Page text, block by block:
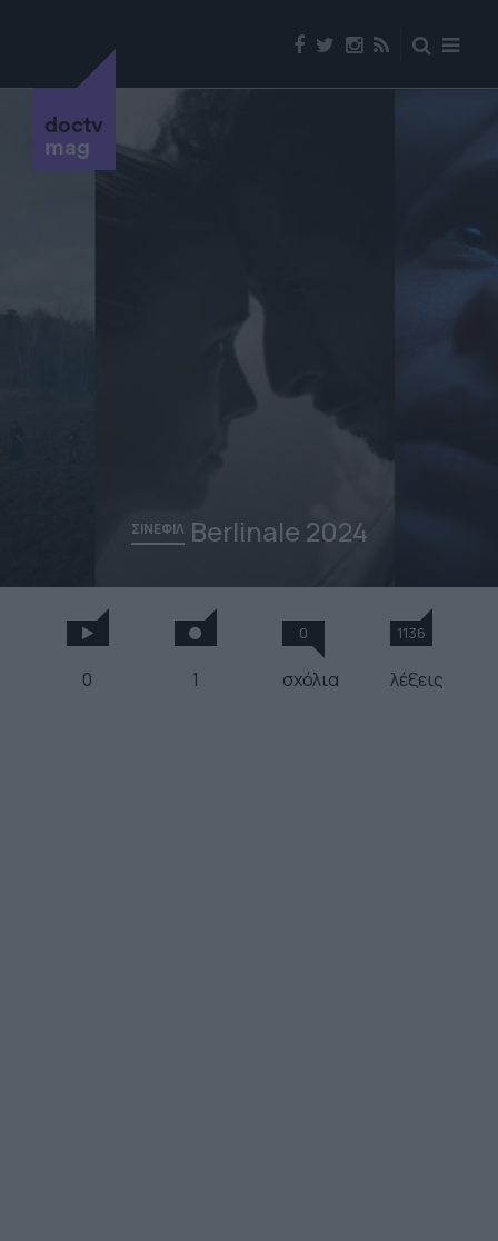
doctv
mag
ΣΙΝΕΦΙΛ Berlinale 2024
0 1
0
σχόλια
1136
λέξεις